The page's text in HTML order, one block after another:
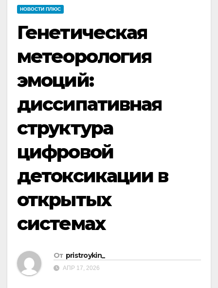
НОВОСТИ ПЛЮС
Генетическая
метеорология
эмоций:
диссипативная
структура
цифровой
детоксикации в
открытых
системах
От pristroykin_
АПР 17, 2026